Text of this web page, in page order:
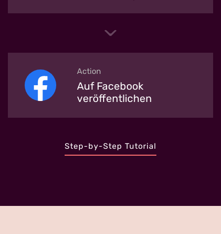
Action
Auf Facebook
veröffentlichen
Step-by-Step Tutorial